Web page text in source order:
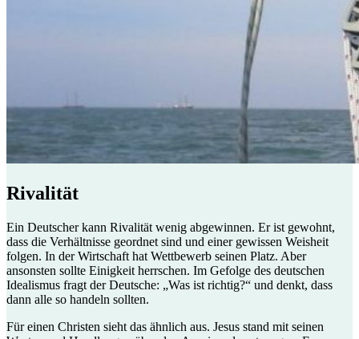
Rivalität
Ein Deutscher kann Rivalität wenig abgewinnen. Er ist gewohnt,
dass die Verhältnisse geordnet sind und einer gewissen Weisheit
folgen. In der Wirtschaft hat Wettbewerb seinen Platz. Aber
ansonsten sollte Einigkeit herrschen. Im Gefolge des deutschen
Idealismus fragt der Deutsche: „Was ist richtig?“ und denkt, dass
dann alle so handeln sollten.
Für einen Christen sieht das ähnlich aus. Jesus stand mit seinen